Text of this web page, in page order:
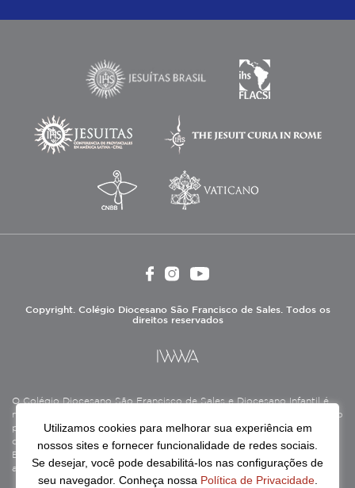
Copyright. Colégio Diocesano São Francisco de Sales. Todos os
direitos reservados
O Colégio Diocesano São Francisco de Sales e Diocesano Infantil é
mantido pela Associação Antônio Vieira (ASAV), instituição de direito
privado sem fins lucrativos, filantrópica, de natureza educativa,
cultural, assistencial e beneficente, certificada como Entidade
Beneficente de Assistência Social (CEBAS), nas áreas de educação e
assistência social.
Utilizamos cookies para melhorar sua experiência em
nossos sites e fornecer funcionalidade de redes sociais.
Se desejar, você pode desabilitá-los nas configurações de
seu navegador. Conheça nossa Política de Privacidade.